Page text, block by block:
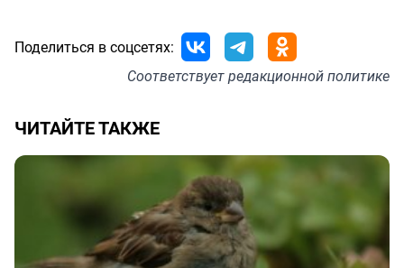
Поделиться в соцсетях:
Соответствуетредакционной политике
ЧИТАЙТЕ ТАКЖЕ